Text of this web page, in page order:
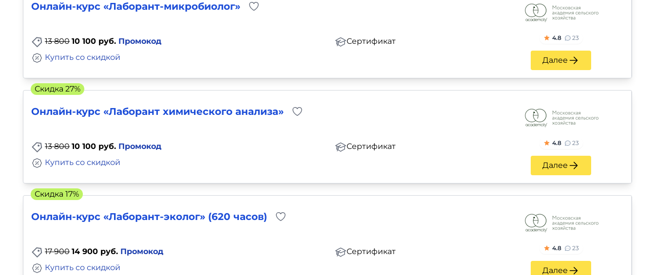
Онлайн-курс «Лаборант-микробиолог»
13 800 10 100 руб. Промокод
Сертификат
Купить со скидкой
4.8 23
Далее
Онлайн-курс «Лаборант химического анализа»
13 800 10 100 руб. Промокод
Сертификат
Купить со скидкой
4.8 23
Далее
Скидка 27%
Онлайн-курс «Лаборант-эколог» (620 часов)
17 900 14 900 руб. Промокод
Сертификат
Купить со скидкой
4.8 23
Далее
Скидка 17%